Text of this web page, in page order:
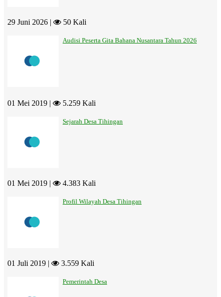
29 Juni 2026 | 50 Kali
Audisi Peserta Gita Bahana Nusantara Tahun 2026
01 Mei 2019 | 5.259 Kali
Sejarah Desa Tihingan
01 Mei 2019 | 4.383 Kali
Profil Wilayah Desa Tihingan
01 Juli 2019 | 3.559 Kali
Pemerintah Desa